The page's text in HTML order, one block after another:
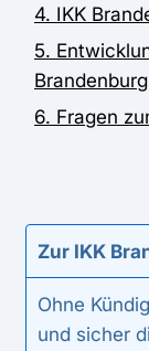
4. IKK
5.
6. Fragen
Zur IKK
Ohne
und sicher